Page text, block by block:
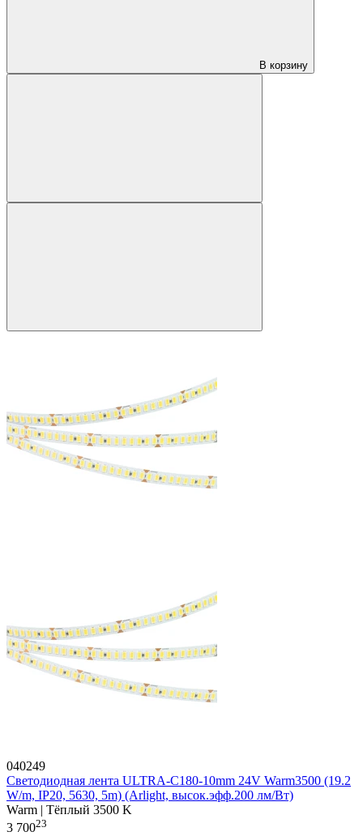
В корзину
040249
Светодиодная лента ULTRA-C180-10mm 24V Warm3500 (19.2
W/m, IP20, 5630, 5m) (Arlight, высок.эфф.200 лм/Вт)
Warm | Тёплый 3500 K
3 70023